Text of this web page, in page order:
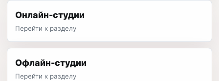
Онлайн-студии
Перейти к разделу
Офлайн-студии
Перейти к разделу